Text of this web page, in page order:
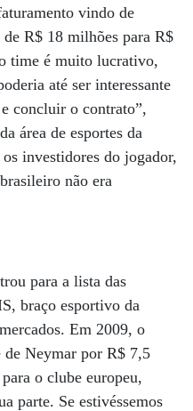
vindo de
R$ 18 milhões para R$
time é muito lucrativo,
até ser interessante
concluir o contrato”,
área de esportes da
investidores do jogador,
não era
para a lista das
braço esportivo da
Em 2009, o
de Neymar por R$ 7,5
o clube europeu,
parte. Se estivéssemos